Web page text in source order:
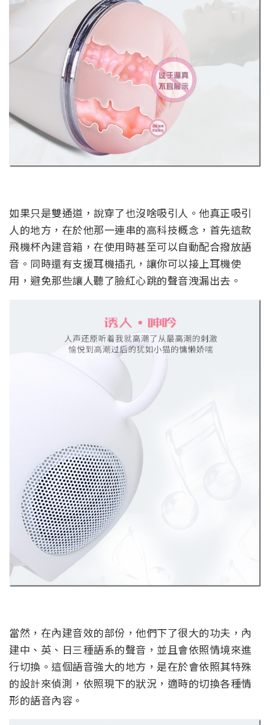
如果只是雙通道，說穿了也沒啥吸引人。他真正吸引
人的地方，在於他那一連串的高科技概念，首先這款
飛機杯內建音箱，在使用時甚至可以自動配合撥放語
音。同時還有支援耳機插孔，讓你可以接上耳機使
用，避免那些讓人聽了臉紅心跳的聲音洩漏出去。
當然，在內建音效的部份，他們下了很大的功夫，內
建中、英、日三種語系的聲音，並且會依照情境來進
行切換。這個語音強大的地方，是在於會依照其特殊
的設計來偵測，依照現下的狀況，適時的切換各種情
形的語音內容。